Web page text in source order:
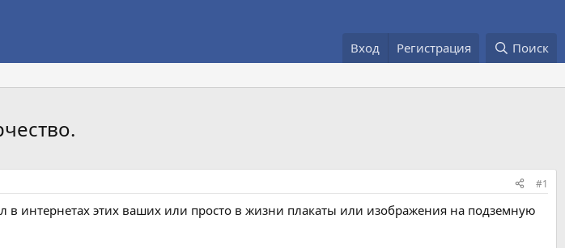
Вход Регистрация Поиск
#1
в интернетах этих ваших или просто в жизни плакаты или изображения на подземную